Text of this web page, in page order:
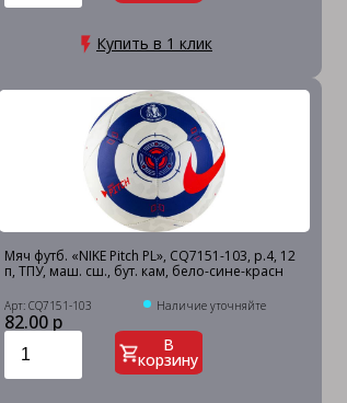
Купить в 1 клик
Мяч футб. «NIKE Pitch PL», CQ7151-103, р.4, 12
п, ТПУ, маш. сш., бут. кам, бело-сине-красн
Арт: CQ7151-103 Наличие уточняйте
82.00 р
В
корзину